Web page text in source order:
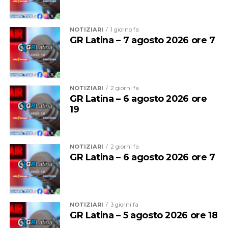
l’inizio della stagione scolastica, quando andrà garantito
agli studenti il diritto alla mobilità che è sacrosanto”.
Audio
Player
00:00
Per il sindacalista, che martedì sedeva al tavolo con
altre due sigle, Cgil e Uil, ci sono due motivi
fondamentali: “Se non si revoca la procedura o si chiude
NOTIZIARI 1 giorno fa
GR Latina – 7 agosto 2026 ore 7
NOTIZIARI 2 giorni fa
GR Latina – 6 agosto 2026 ore
19
NOTIZIARI 2 giorni fa
GR Latina – 6 agosto 2026 ore 7
NOTIZIARI 3 giorni fa
GR Latina – 5 agosto 2026 ore 18